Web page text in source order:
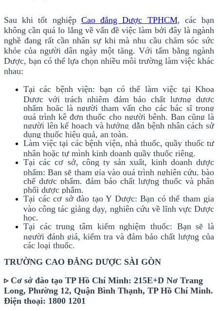
Sau khi tốt nghiệp Cao đẳng Dược TPHCM, các bạn
không cần quá lo lắng về vấn đề việc làm bởi đây là ngành
nghề đang rất cần nhân sự khi mà nhu cầu chăm sóc sức
khỏe của người dân ngày một tăng. Với tấm bằng ngành
Dược, bạn có thể lựa chọn nhiều môi trường làm việc khác
nhau:
Tại các bệnh viện: bạn có thể làm việc tại Khoa
Dược với trách nhiệm đảm bảo chất lượng dược
phẩm hoặc là người tham vấn cho các bác sĩ trong
quá trình kê đơn thuốc cho người bệnh. Bạn cũng là
người lên kế hoạch và hướng dẫn bệnh nhân cách sử
dụng thuốc hiệu quả, an toàn.
Làm việc tại các bệnh viện, nhà thuốc, quầy thuốc tư
nhân hoặc tự mình kinh doanh quầy thuốc riêng.
Tại các cơ sở, công ty sản xuất, kinh doanh dược
phẩm: Bạn sẽ tham gia vào quá trình nghiên cứu, bào
chế dược phẩm, đảm bảo chất lượng thuốc và phân
phối dược phẩm.
Tại các cơ sở đào tạo Y Dược: Bạn có thể tham gia
vào công tác giảng dạy, nghiên cứu về lĩnh vực Dược
học.
Tại các trung tâm kiểm nghiệm thuốc: Bạn sẽ là
người đánh giá, kiểm tra và đảm bảo chất lượng của
các loại thuốc.
TRƯỜNG CAO ĐẲNG DƯỢC SÀI GÒN
▹ Cơ sở đào tạo TP Hồ Chí Minh: 215E+D Nơ Trang
Long, Phường 12, Quận Bình Thạnh, TP Hồ Chí Minh.
Điện thoại: 1800 1201